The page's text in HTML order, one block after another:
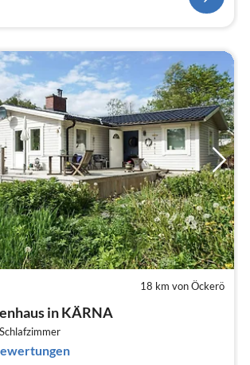
18 km von Öckerö
in KÄRNA
Schlafzimmer